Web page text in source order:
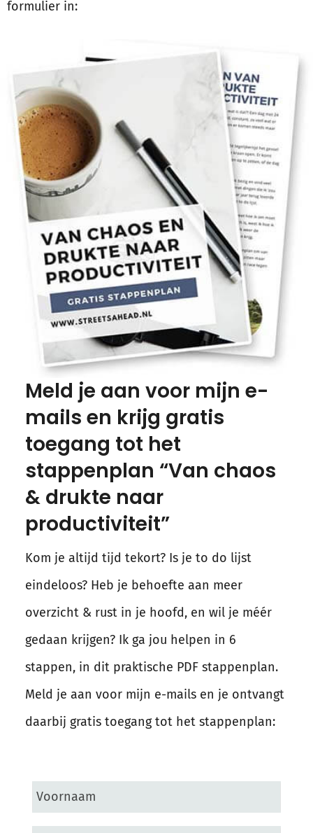
formulier in:
Meld je aan voor mijn e-
mails en krijg gratis
toegang tot het
stappenplan “Van chaos
& drukte naar
productiviteit”
Kom je altijd tijd tekort? Is je to do lijst
eindeloos? Heb je behoefte aan meer
overzicht & rust in je hoofd, en wil je méér
gedaan krijgen? Ik ga jou helpen in 6
stappen, in dit praktische PDF stappenplan.
Meld je aan voor mijn e-mails en je ontvangt
daarbij gratis toegang tot het stappenplan: